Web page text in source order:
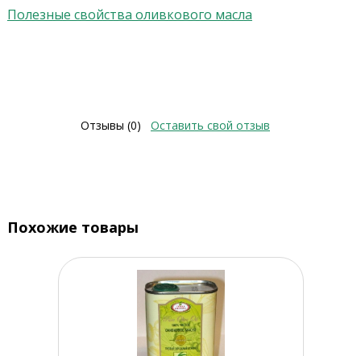
Полезные свойства оливкового масла
Отзывы (0) Оставить свой отзыв
Похожие товары